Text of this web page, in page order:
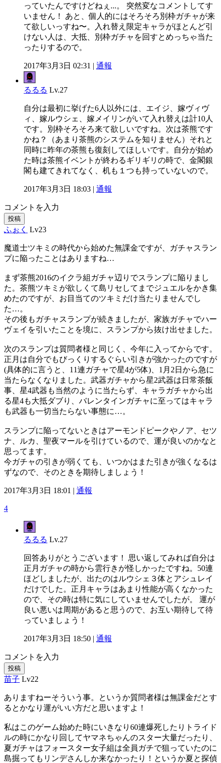
っていたんですけどねぇ...。 突然変なコメントしてす
いません！ あと、個人的にはそろそろ別枠ガチャが来
て欲しいっすね〜。入れ替え限定キャラがほとんど引
けない人は、大抵、別枠ガチャを回すとめっちゃ当た
ったりするので。
2017年3月3日 02:31 | 通報
るるる Lv.27
自分は最初に挙げた6人以外には、エイジ、嫁ヴィヴ
ィ、嫁ルウシェ、嫁メイリンがいて入れ替えは計10人
です。別枠そろそろ来て欲しいですね。次は茶熊です
かね？（あまり茶熊のシステムを知りません）それと
同時に昨年の茶熊も復刻してほしいです。自分が始め
た時は茶熊イベントが終わるギリギリの時で、金閣銀
閣も建てきれてなく、机も１つも持っていないので。
2017年3月3日 18:03 | 通報
コメントを入力
投稿
ふぉく Lv23
魔道士ツキミの時代から始めた無課金ですが、ガチャスラン
プに陥ったことはありますね…
まず茶熊2016のイクラ組ガチャ辺りでスランプに陥りまし
た。茶熊ツキミが欲しくて島リセしてまでジュエルをかき集
めたのですが、お目当てのツキミだけ当たりませんでし
た…。
その後もガチャスランプが続きましたが、家族ガチャでハー
ヴェイを引いたことを境に、スランプから抜け出せました。
次のスランプは質問者様と同じく、今年に入ってからです。
正月は自分でもびっくりするぐらい引きが強かったのですが
(具体的に言うと、11連ガチャで星4が5体)、1月2日から急に
当たらなくなりました。武器ガチャから星2武器は日常茶飯
事、星4武器も当然のように当たらず、キャラガチャから出
る星4も大抵ダブり、バレンタインガチャに至ってはキャラ
も武器も一切当たらない事態に…。
スランプに陥ってないときはアーモンドピークやノア、セツ
ナ、ルカ、聖夜マールを引けているので、運が良いのかなと
思ってます。
今ガチャの引きが弱くても、いつかはまた引きが強くなるは
ずなので、そのときを期待しましょう！
2017年3月3日 18:01 | 通報
4
るるる Lv.27
回答ありがとうございます！ 思い返してみれば自分は
正月ガチャの時から雲行きが怪しかったですね。50連
ほどしましたが、出たのはルウシェ３体とアシュレイ
だけでした。正月キャラはあまり性能が高くなかった
ので、その時は特に気にしていませんでしたが。 運が
良い悪いは周期があると思うので、お互い期待して待
っていましょう！
2017年3月3日 18:50 | 通報
コメントを入力
投稿
苗子 Lv22
ありますねーそういう事。というか質問者様は無課金だとす
るとかなり運がいい方だと思いますよ！
私はこのゲーム始めた時にいきなり60連爆死したりトライド
ルの時にかなり回してヤマネちゃんのスター大量だったり、
夏ガチャはフォースター女子組は全員ガチで狙っていたのに
島掘ってもリンデさんしか来なかったり！というか夏と探偵